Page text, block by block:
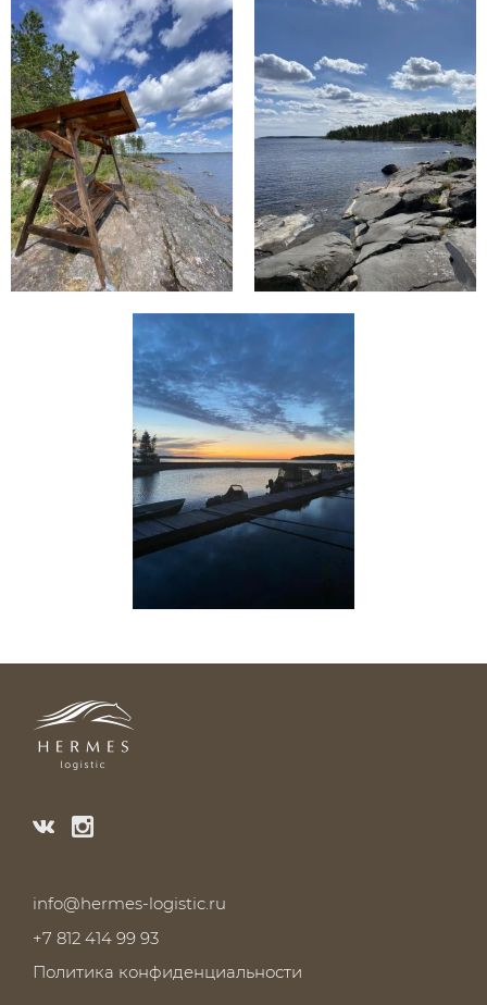
info@hermes-logistic.ru
+7 812 414 99 93
Политика конфиденциальности